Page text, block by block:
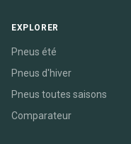
EXPLORER
Pneus été
Pneus d'hiver
Pneus toutes saisons
Comparateur